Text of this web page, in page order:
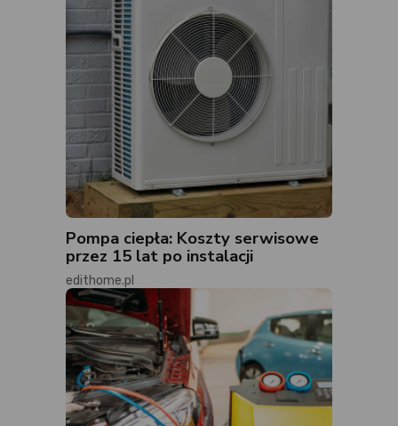
Pompa ciepła: Koszty serwisowe
przez 15 lat po instalacji
edithome.pl